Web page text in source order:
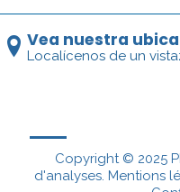
Vea nuestra
Localícenos de un
Copyright © 2025
d'analyses. Mentions